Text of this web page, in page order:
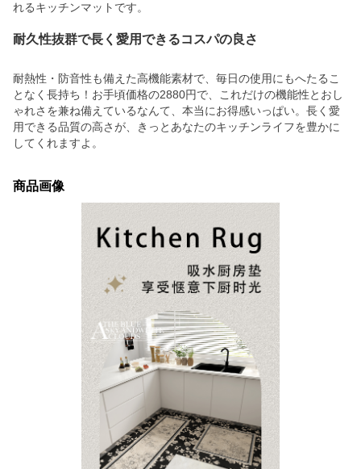
れるキッチンマットです。
耐久性抜群で長く愛用できるコスパの良さ
耐熱性・防音性も備えた高機能素材で、毎日の使用にもへたるこ
となく長持ち！お手頃価格の2880円で、これだけの機能性とおし
ゃれさを兼ね備えているなんて、本当にお得感いっぱい。長く愛
用できる品質の高さが、きっとあなたのキッチンライフを豊かに
してくれますよ。
商品画像